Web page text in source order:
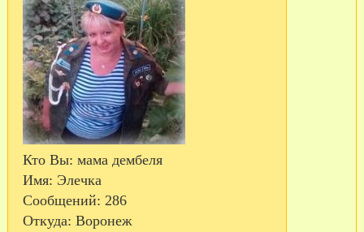
Кто Вы: мама дембеля
Имя: Элечка
Сообщений: 286
Откуда: Воронеж